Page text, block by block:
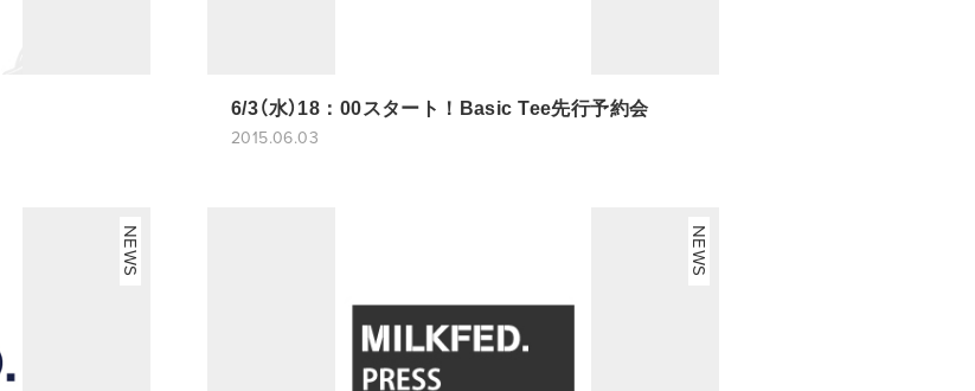
6/3（水）18：00スタート！Basic Tee先行予約会
2015.06.03
NEWS NEWS